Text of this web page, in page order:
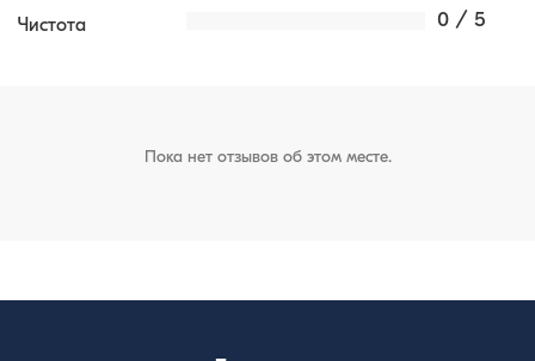
Чистота 0 / 5
Пока нет отзывов об этом месте.